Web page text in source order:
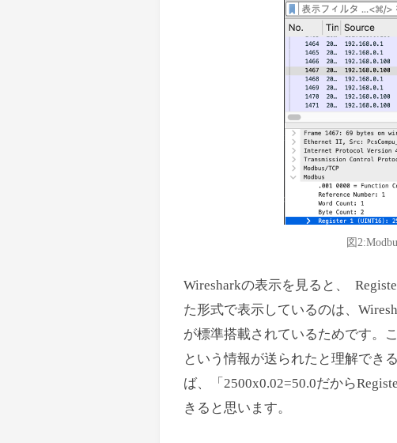
図
Wiresharkの表示を見ると、
た形式で表示しているのは、
が標準搭載されているためです。
という情報が送られたと理解でき
ば、「2500x0.02=50.0だから
きると思います。